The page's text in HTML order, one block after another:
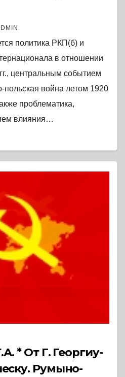
политика РКП(б) и
в отношении
центральным событием
польская война летом 1920
проблематика,
влияния…
* От Г. Георгиу-
Румыно-